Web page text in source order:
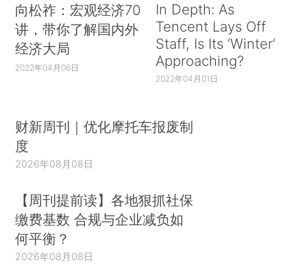
向松祚：宏观经济70
讲，带你了解国内外
经济大局
2022年04月06日
In Depth: As
Tencent Lays Off
Staff, Is Its ‘Winter’
Approaching?
2022年04月01日
财新周刊｜优化摩托车报废制
度
2026年08月08日
【周刊提前读】各地狠抓社保
缴费基数 合规与企业减负如
何平衡？
2026年08月08日